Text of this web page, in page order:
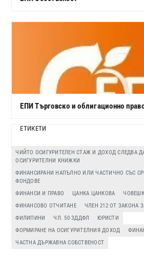
ЕПИ Търговско и облигационно
ЕТИКЕТИ
ЧИЙТО ОСИГУРИТЕЛЕН СТАЖ И ДОХОД СЛЕДВА
ОСИГУРИТЕЛНИ КНИЖКИ
ФИНАНСИРАНИ НАПЪЛНО ИЛИ ЧАСТИЧНО СЪС
ФОНДОВЕ
ФИНАНСИ И ПРАВО
ЦАНКА ЦАНКОВА
ФИНАНСОВО ОТЧИТАНЕ
ЧЛЕН 212 ОТ ЗАКОНА
ФИЛИПИНИ
ЧЛ. 50 ЗДДФЛ
ЮРИСТИ
ФОРМИРАНЕ НА ОСИГУРИТЕЛНИЯ ДОХОД
ЧАСТНА ДЪРЖАВНА СОБСТВЕНОСТ